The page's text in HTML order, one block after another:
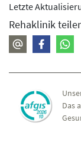
Letzte
Rehaklinik
Das